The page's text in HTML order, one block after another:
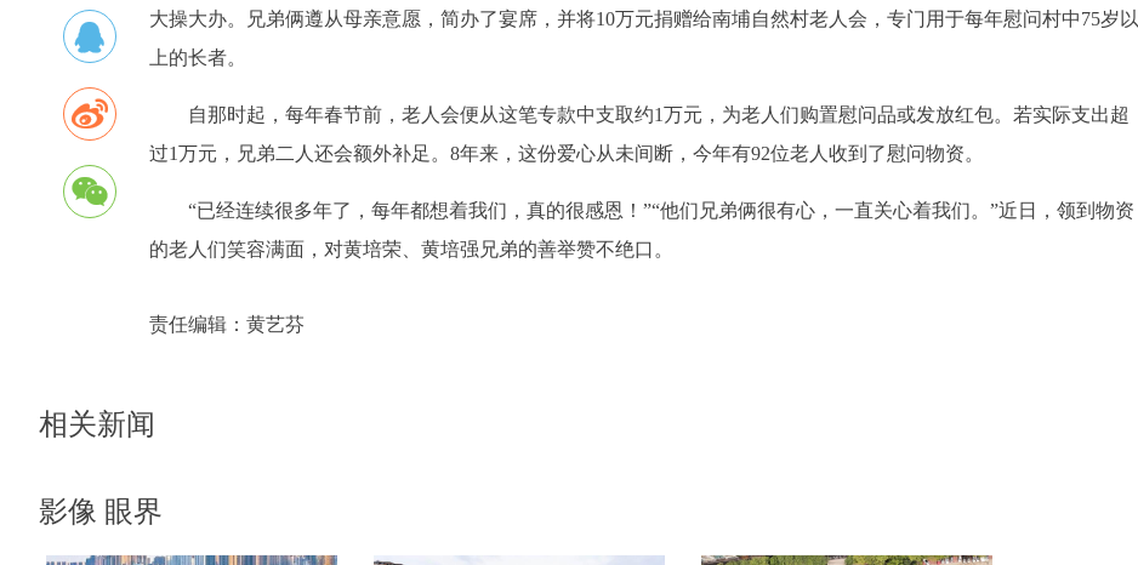
大操大办。兄弟俩遵从母亲意愿，简办了宴席，并将10万元捐赠给南埔自然村老人会，专门用于每年慰问村中75岁以
上的长者。
自那时起，每年春节前，老人会便从这笔专款中支取约1万元，为老人们购置慰问品或发放红包。若实际支出超
过1万元，兄弟二人还会额外补足。8年来，这份爱心从未间断，今年有92位老人收到了慰问物资。
“已经连续很多年了，每年都想着我们，真的很感恩！”“他们兄弟俩很有心，一直关心着我们。”近日，领到物资
的老人们笑容满面，对黄培荣、黄培强兄弟的善举赞不绝口。
责任编辑： 黄艺芬
相关新闻
影像 眼界